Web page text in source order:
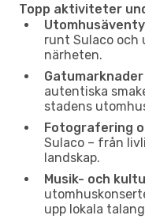
Topp aktiviteter
runt Sulaco och
närheten.
autentiska
stadens
Fotografering
Sulaco – från
landskap.
Musik- och
upp lokala